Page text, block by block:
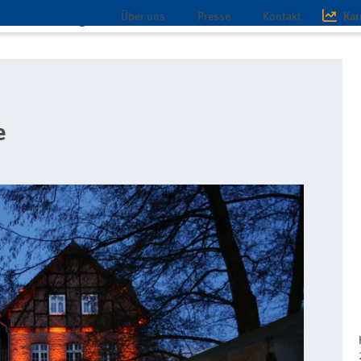
Über uns Presse Kontakt
Infothek
AKZENT Hotel Wassermühle